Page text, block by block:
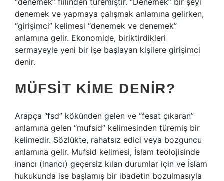
“denemek” fiilinden türemiştir. “Denemek” bir şeyi
denemek ve yapmaya çalışmak anlamına gelirken,
“girişimci” kelimesi “denemek ve denemek”
anlamına gelir. Ekonomide, biriktirdikleri
sermayeyle yeni bir işe başlayan kişilere girişimci
denir.
MÜFSIT KIME DENIR?
Arapça “fsd” kökünden gelen ve “fesat çıkaran”
anlamına gelen “mufsid” kelimesinden türemiş bir
kelimedir. Sözlükte, rahatsız edici veya bozguncu
anlamına gelir. Mufsid kelimesi, İslam teolojisinde
inancı (inancı) geçersiz kılan durumlar için ve İslam
hukukunda ise başlamış bir ibadetin bozulmasıyla